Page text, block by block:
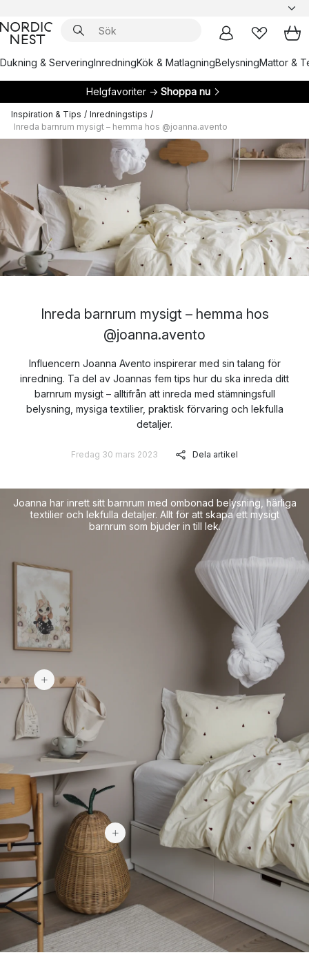
Dukning & ServeringInredningKök & MatlagningBelysningMattor &
Helgfavoriter → Shoppa nu
Inspiration & Tips / Inredningstips /
Inreda barnrum mysigt – hemma hos @joanna.avento
Inreda barnrum mysigt – hemma hos
@joanna.avento
Influencern Joanna Avento inspirerar med sin talang för
inredning. Ta del av Joannas fem tips hur du ska inreda ditt
barnrum mysigt – alltifrån att inreda med stämningsfull
belysning, mysiga textilier, praktisk förvaring och lekfulla
detaljer.
Fredag 30 mars 2023 Dela artikel
Joanna har inrett sitt barnrum med ombonad belysning, härliga
textilier och lekfulla detaljer. Allt för att skapa ett mysigt
barnrum som bjuder in till lek.